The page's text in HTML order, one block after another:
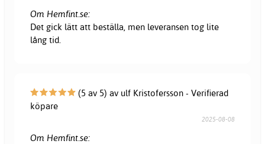
Om Hemfint.se:
Det gick lätt att beställa, men leveransen tog lite
lång tid.
(5 av 5) av ulf Kristofersson - Verifierad
köpare
2025-08-08
Om Hemfint.se: